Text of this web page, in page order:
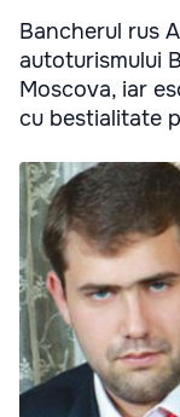
Bancherul rus
autoturismului
Moscova, iar
cu bestialitate